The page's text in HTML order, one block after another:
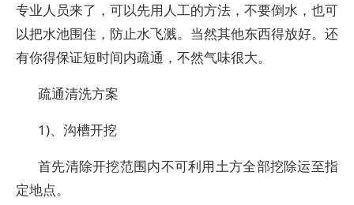
专业人员来了，可以先用人工的方法，不要倒水，也可
以把水池围住，防止水飞溅。当然其他东西得放好。还
有你得保证短时间内疏通，不然气味很大。
疏通清洗方案
1)、沟槽开挖
首先清除开挖范围内不可利用土方全部挖除运至指
定地点。